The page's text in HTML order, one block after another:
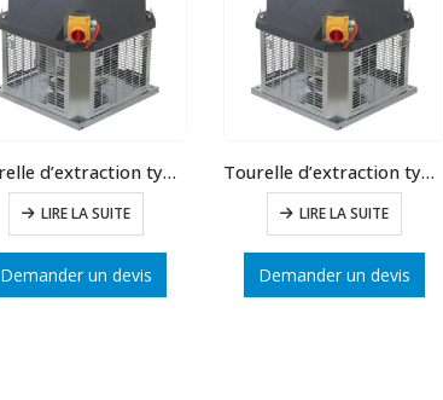
Tourelle d’extraction type 50 débit max : 7500 m3/h
LIRE LA SUITE
Demander un devis
Tourelle d’extraction type 45 débit max : 5400 m3/h
LIRE LA SUITE
Demander un devis